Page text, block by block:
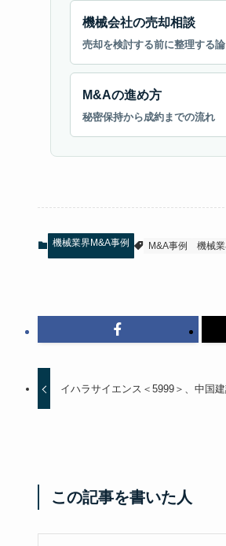
機械会社の売却相談
売却を検討する前に整理する
M&Aの進め方
秘密保持から成約までの流れ
機械業界M&A事例 M&A事例 機械
イハラサイエンス＜5999＞、中国
この記事を書いた人